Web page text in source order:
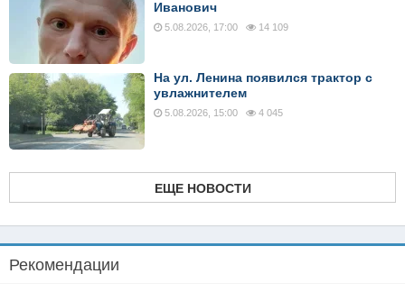
Иванович
5.08.2026, 17:00 14 109
На ул. Ленина появился трактор с
увлажнителем
5.08.2026, 15:00 4 045
ЕЩЕ НОВОСТИ
Рекомендации